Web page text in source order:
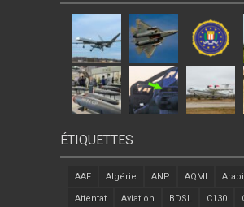
ÉTIQUETTES
AAF Algérie ANP AQMI
Attentat Aviation BDSL C130